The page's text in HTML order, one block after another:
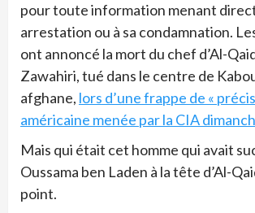
pour toute information menant
arrestation ou à sa condamnation.
ont annoncé la mort du chef d’Al-
Zawahiri, tué dans le centre de
afghane, lors d’une frappe de «
américaine menée par la CIA
Mais qui était cet homme qui avait
Oussama ben Laden à la tête d’Al-
point.